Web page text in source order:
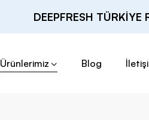
DEEPFRESH TÜRKIYE
Ürünlerimiz Blog